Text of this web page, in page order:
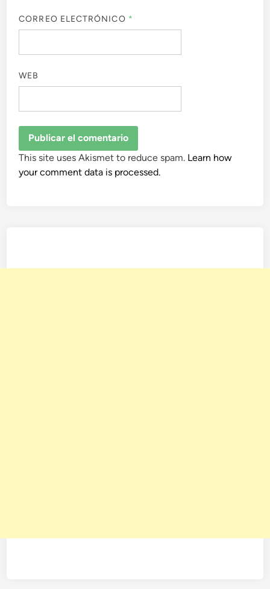
CORREO ELECTRÓNICO *
WEB
This site uses Akismet to reduce spam. Learn how
your comment data is processed.